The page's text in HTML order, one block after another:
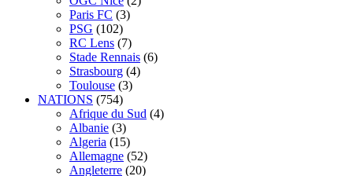
Paris FC (3)
PSG (102)
RC Lens (7)
Stade Rennais (6)
Strasbourg (4)
Toulouse (3)
NATIONS (754)
Afrique du Sud (4)
Albanie (3)
Algeria (15)
Allemagne (52)
Angleterre (20)